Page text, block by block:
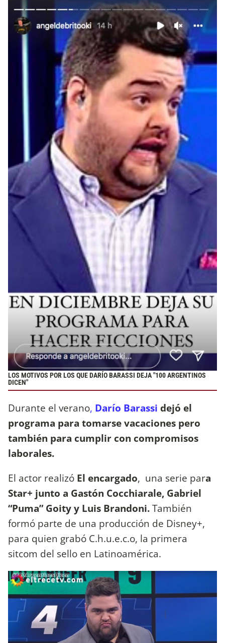
LOS MOTIVOS POR LOS QUE DARÍO BARASSI DEJA "100 ARGENTINOS
DICEN"
Durante el verano, Darío Barassi dejó el
programa para tomarse vacaciones pero
también para cumplir con compromisos
laborales.
El actor realizó El encargado, una serie para
Star+ junto a Gastón Cocchiarale, Gabriel
“Puma” Goity y Luis Brandoni.También
formó parte de una producción de Disney+,
para quien grabó C.h.u.e.c.o, la primera
sitcom del sello en Latinoamérica.